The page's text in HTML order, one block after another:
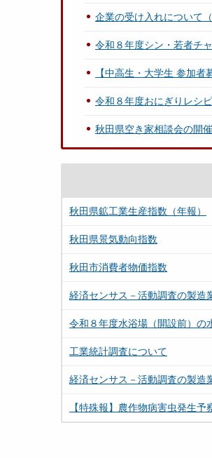
企業の受け入れについて
令和８年度シン・若者チ
【中高生・大学生 参加
令和８年度おにぎりレシ
秋田県空き家相談会の開
秋田県鉱工業生産指数（年報）
秋田県景気動向指数
秋田市消費者物価指数
経済センサス－活動調査の製造
令和８年度水浴場（開設前）の
工業統計調査について
経済センサス－活動調査の製造
【特殊報】農作物病害虫発生予